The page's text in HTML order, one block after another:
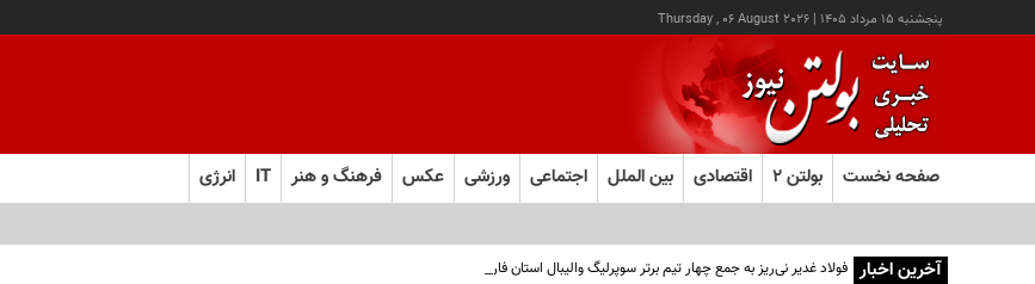
پنجشنبه ۱۵ مرداد ۱۴۰۵ |
Thursday , 06 August 2026
صفحه نخست بولتن ۲ اقتصادی بین الملل اجتماعی ورزشی عکس فرهنگ و هنر IT انرژی
آخرین اخبار فولاد غدیر نی‌ریز به جمع چهار تیم برتر سوپرلیگ والیبال استان فارس صعود کرد